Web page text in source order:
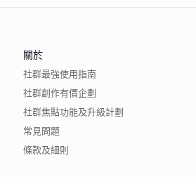
關於
社群最強使用指南
社群創作有價企劃
社群焦點功能及升級計劃
常見問題
條款及細則